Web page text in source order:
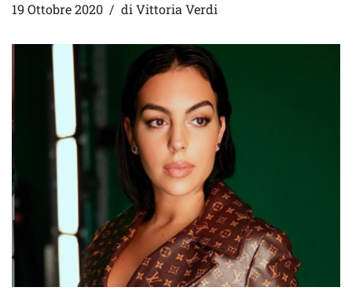
19 Ottobre 2020 di Vittoria Verdi